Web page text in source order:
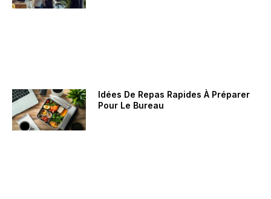
Idées De Repas Rapides À Préparer
Pour Le Bureau